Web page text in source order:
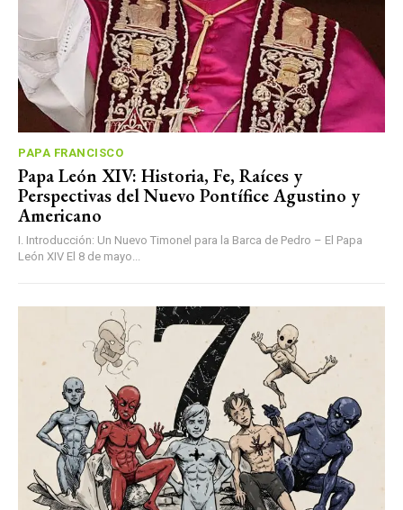
PAPA FRANCISCO
Papa León XIV: Historia, Fe, Raíces y
Perspectivas del Nuevo Pontífice Agustino y
Americano
I. Introducción: Un Nuevo Timonel para la Barca de Pedro – El Papa
León XIV El 8 de mayo...